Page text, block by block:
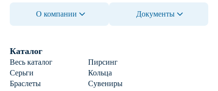
О компании Документы
Каталог
Весь каталог
Пирсинг
Серьги
Кольца
Браслеты
Сувениры